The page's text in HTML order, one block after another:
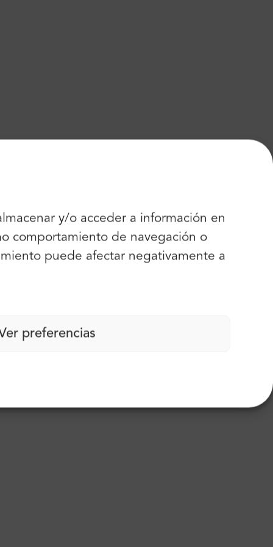
y/o acceder a información en
comportamiento de navegación o
puede afectar negativamente a
preferencias